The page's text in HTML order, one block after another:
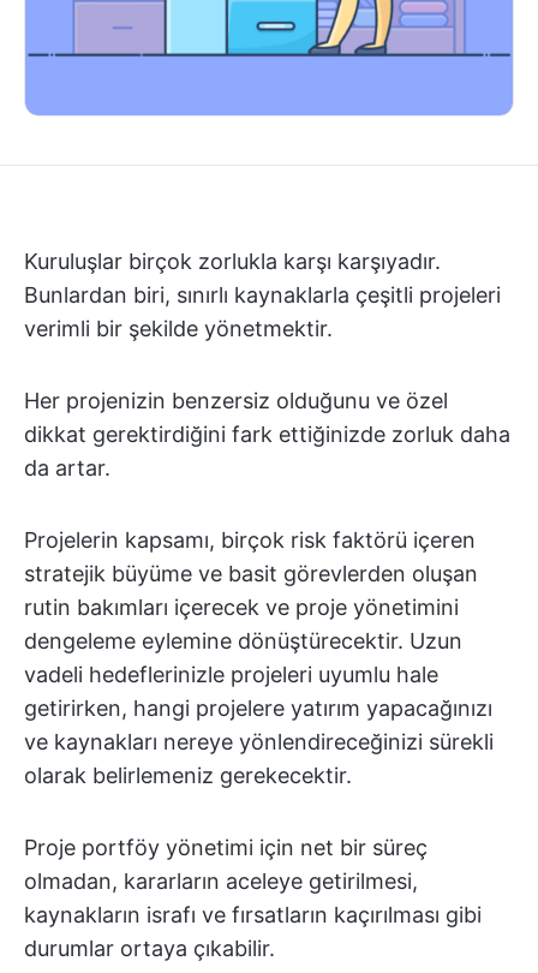
Kuruluşlar birçok zorlukla karşı karşıyadır.
Bunlardan biri, sınırlı kaynaklarla çeşitli projeleri
verimli bir şekilde yönetmektir.
Her projenizin benzersiz olduğunu ve özel
dikkat gerektirdiğini fark ettiğinizde zorluk daha
da artar.
Projelerin kapsamı, birçok risk faktörü içeren
stratejik büyüme ve basit görevlerden oluşan
rutin bakımları içerecek ve proje yönetimini
dengeleme eylemine dönüştürecektir. Uzun
vadeli hedeflerinizle projeleri uyumlu hale
getirirken, hangi projelere yatırım yapacağınızı
ve kaynakları nereye yönlendireceğinizi sürekli
olarak belirlemeniz gerekecektir.
Proje portföy yönetimi için net bir süreç
olmadan, kararların aceleye getirilmesi,
kaynakların israfı ve fırsatların kaçırılması gibi
durumlar ortaya çıkabilir.